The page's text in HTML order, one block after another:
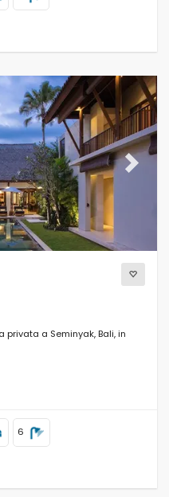
Next
6